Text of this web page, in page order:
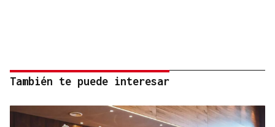
También te puede interesar